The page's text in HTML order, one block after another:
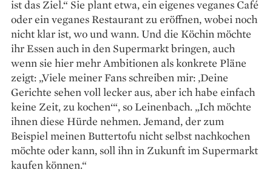
ist das Ziel.“ Sie plant etwa, ein eigenes veganes Café
oder ein veganes Restaurant zu eröffnen, wobei noch
nicht klar ist, wo und wann. Und die Köchin möchte
ihr Essen auch in den Supermarkt bringen, auch
wenn sie hier mehr Ambitionen als konkrete Pläne
zeigt: „Viele meiner Fans schreiben mir: ‚Deine
Gerichte sehen voll lecker aus, aber ich habe einfach
keine Zeit, zu kochen‘“, so Leinenbach. „Ich möchte
ihnen diese Hürde nehmen. Jemand, der zum
Beispiel meinen Buttertofu nicht selbst nachkochen
möchte oder kann, soll ihn in Zukunft im Supermarkt
kaufen können.“